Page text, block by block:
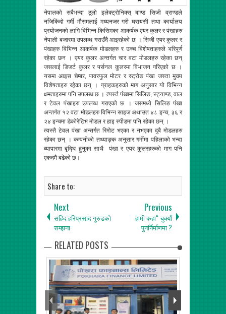
नेपालको सबैभन्दा ठूलो इलेक्ट्रोनिक्स् बाण्ड सिजी व्राण्डले
नजिकिंदो गर्मी मौसमलाई मध्यनजर गरी घरायसी तथा कार्यालय
प्रयोजनको लागि विभिन्न किसिमका आकर्षक एयर कुलर र पंखाहरु
नेपाली बजारमा उपलब्ध गराउँदै आइरहेको छ । सिजीे एयर कुलर र
पंखाहरु विभिन्न आकर्षक मोडलहरु र उच्च विशेषताहरुले भरिपूर्ण
रहेका छन । एयर कुलर अन्तर्गत चार वटा मोडलहरु रहेका छन्
जसलाई डिजर्ट कुलर र पर्सनल कुलरमा विभाजन गरिएको छ ।
यसमा आइस चेम्बर, पावरफुल मोटर र स्ट्रोङ पंखा जस्ता मुख्य
विशेषताहरु रहेका छन् । ग्राहकहरुको माग अनुसार यो विभिन्न
क्षमताहरुमा पनि उपलब्ध छ । त्यस्तै पंखामा सिलिङ, स्ट्याण्ड, वाल
र टेवल पंखाहरु उपलब्ध गराएको छ । जसमध्ये सिलिङ पंखा
अन्तर्गत १२ वटा मोडलहरु विभिन्न साइज अथाउत ४८ इन्च, ३६ र
२४ इन्चमा डेकोरेटिभ मोडल र हाइ स्पीडमा पनि रहेका छन् ।
त्यस्तै टेवल पंखा अन्तर्गत रिमोट भएका र नभएका दुबै मोडलहरु
रहेका छन् । कम्पनीको तथ्याङ्क अनुसार गर्मीमा पहिलाको भन्दा
ब्यापारमा बृद्घि हुनुका साथै पंखा र एयर कुलरहरुको माग पनि
एकदमै बढेको छ।
Share to:
Next
सहिद हरिप्रसाद गुरुडको
सम्झना
Previous
हामी कहा“ चुक्यौं
पुनर्निर्माणमा ?
RELATED POSTS